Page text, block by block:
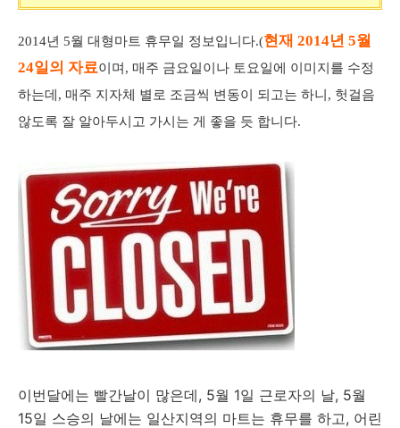
2014년 5월 대형마트 휴무일 정보입니다.(현재 2014년 5월
24일의 자료이며, 매주 금요일이나 토요일에 이미지를 수정
하는데, 매주 지자체 별로 조금씩 변동이 되고는 하니, 헛걸음
않도록 잘 알아두시고 가시는 게 좋을 듯 합니다.
이번달에는 빨간날이 많은데, 5월 1일 근로자의 날, 5월
15일 스승의 날에는 일산지역의 마트는 휴무를 하고, 어린